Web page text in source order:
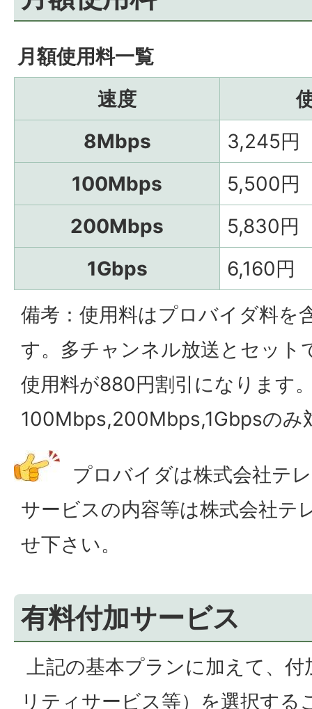
月額使用料一覧
速度
8Mbps
3,245円
100Mbps
5,500円
200Mbps
5,830円
1Gbps
6,160円
備考：使用料はプロバイダ料を
す。多チャンネル放送とセット
使用料が880円割引になります
100Mbps,200Mbps,1Gbpsのみ
プロバイダは株式会社テ
サービスの内容等は株式会社テ
せ下さい。
有料付加サービス
上記の基本プランに加えて、
リティサービス等）を選択する